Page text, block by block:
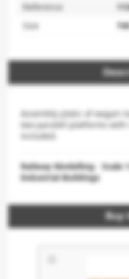
Reference
Size
Assembly platic of wagon
two paralell platforms with
included.
Railway Modelling- Scale
Industrial Buildings
Buy